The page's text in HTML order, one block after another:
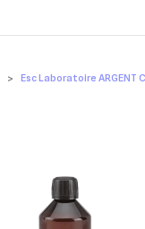
Esc Laboratoire ARGENT